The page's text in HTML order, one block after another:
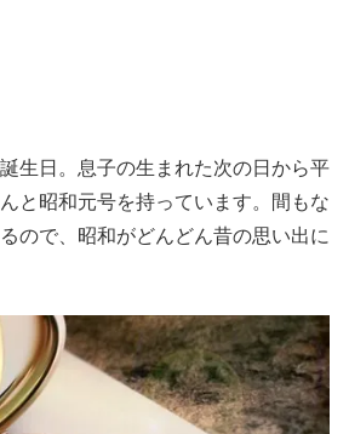
生日。息子の生まれた次の日から平
と昭和元号を持っています。間もな
ので、昭和がどんどん昔の思い出に